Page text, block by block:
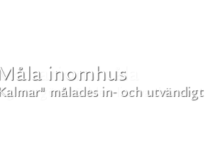
att göra världen lite vackrare